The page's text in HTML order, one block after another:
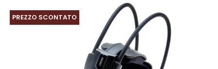
PREZZO SCONTATO